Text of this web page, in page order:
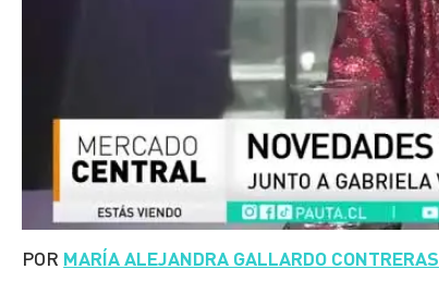
POR MARÍA ALEJANDRA GALLARDO CONTRERAS